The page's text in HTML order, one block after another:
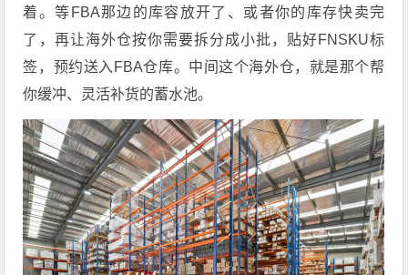
着。等FBA那边的库容放开了、或者你的库存快卖完
了，再让海外仓按你需要拆分成小批，贴好FNSKU标
签，预约送入FBA仓库。中间这个海外仓，就是那个帮
你缓冲、灵活补货的蓄水池。